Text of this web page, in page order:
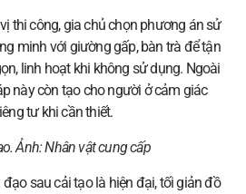
thi công, gia chủ chọn phương án sử
minh với giường gấp, bàn trà để tận
linh hoạt khi không sử dụng. Ngoài
này còn tạo cho người ở cảm giác
tư khi cần thiết.
Ảnh:Nhân vật cung cấp
sau cải tạo là hiện đại, tối giản đồ